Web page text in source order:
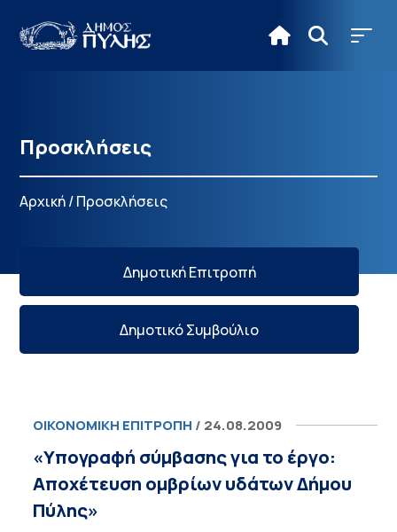
Προσκλήσεις
Αρχική/Προσκλήσεις
Δημοτική Επιτροπή
Δημοτικό Συμβούλιο
ΟΙΚΟΝΟΜΙΚΉ ΕΠΙΤΡΟΠΉ / 24.08.2009
«Υπογραφή σύμβασης για το έργο:
Αποχέτευση ομβρίων υδάτων Δήμου
Πύλης»